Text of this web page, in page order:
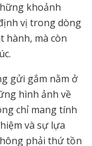
khoảnh
vị trong dòng
hành, mà còn
gửi gắm nằm ở
hình ảnh về
chỉ mang tính
và sự lựa
phải thứ tồn